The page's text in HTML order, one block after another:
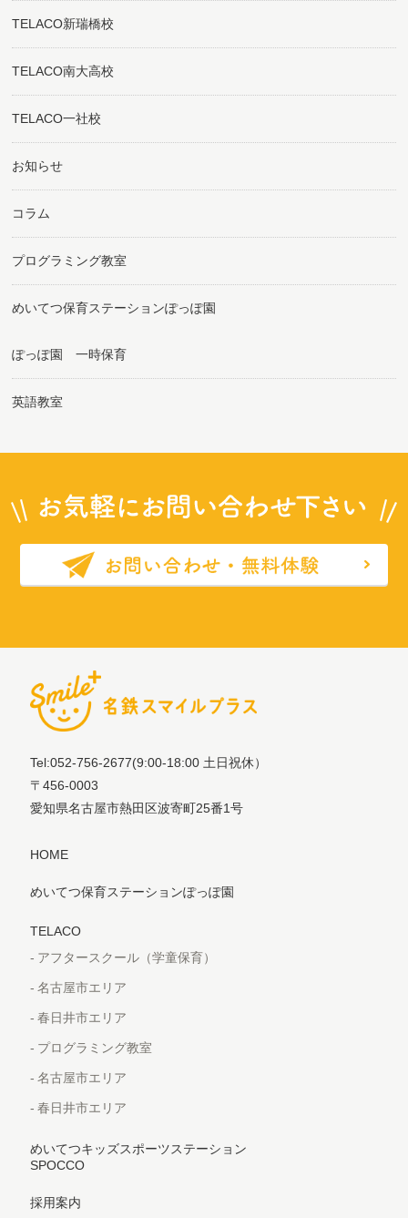
TELACO新瑞橋校
TELACO南大高校
TELACO一社校
お知らせ
コラム
プログラミング教室
めいてつ保育ステーションぽっぽ園
ぽっぽ園 一時保育
英語教室
Tel:052-756-2677(9:00-18:00 土日祝休）
〒456-0003
愛知県名古屋市熱田区波寄町25番1号
HOME
めいてつ保育ステーションぽっぽ園
TELACO
アフタースクール（学童保育）
名古屋市エリア
春日井市エリア
プログラミング教室
名古屋市エリア
春日井市エリア
めいてつキッズスポーツステーション
SPOCCO
採用案内